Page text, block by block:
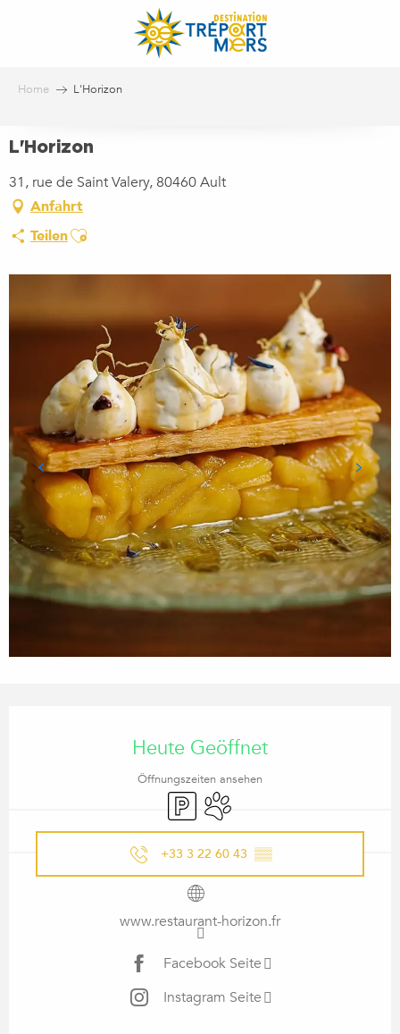
Home L'Horizon
L'Horizon
31, rue de Saint Valery, 80460 Ault
Anfahrt
TeilenAjouter aux favoris
Heute Geöffnet
Öffnungszeiten ansehen
ParkplatzTiere erlaubt
+33 3 22 60 43 ▒▒
www.restaurant-horizon.fr
Facebook Seite
Instagram Seite